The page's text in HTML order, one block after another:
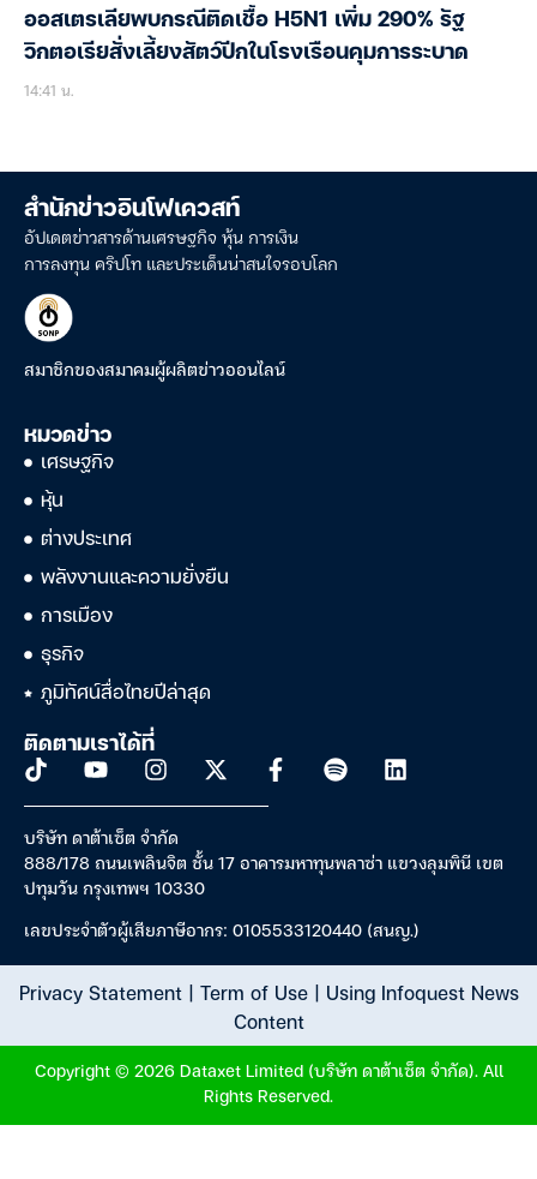
ออสเตรเลียพบกรณีติดเชื้อ H5N1 เพิ่ม 290% รัฐ
วิกตอเรียสั่งเลี้ยงสัตว์ปีกในโรงเรือนคุมการระบาด
14:41 น.
สำนักข่าวอินโฟเควสท์
อัปเดตข่าวสารด้านเศรษฐกิจ หุ้น การเงิน
การลงทุน คริปโท และประเด็นน่าสนใจรอบโลก
สมาชิกของสมาคมผู้ผลิตข่าวออนไลน์
หมวดข่าว
เศรษฐกิจ
หุ้น
ต่างประเทศ
พลังงานและความยั่งยืน
การเมือง
ธุรกิจ
ภูมิทัศน์สื่อไทยปีล่าสุด
ติดตามเราได้ที่
บริษัท ดาต้าเซ็ต จำกัด
888/178 ถนนเพลินจิต ชั้น 17 อาคารมหาทุนพลาซ่า แขวงลุมพินี เขต
ปทุมวัน กรุงเทพฯ 10330
เลขประจำตัวผู้เสียภาษีอากร: 0105533120440 (สนญ.)
Privacy Statement| Term of Use| Using Infoquest News
Content
Copyright © 2026 Dataxet Limited (บริษัท ดาต้าเซ็ต จำกัด). All
Rights Reserved.